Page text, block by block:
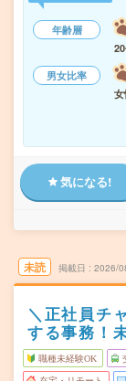
年齢層
男女比率
気になる!
未読 掲載日 2026/
＼正社員チ
する事務！
職種未経験OK